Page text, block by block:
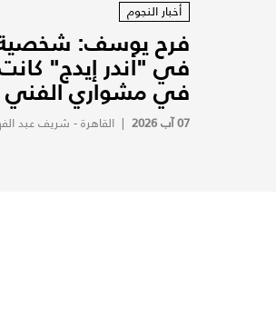
أخبار النجوم
فرح يوسف:
في "أندر إيدج"
في مشواري الفني
07 آب 2026 |القاهرة - شريف عبد